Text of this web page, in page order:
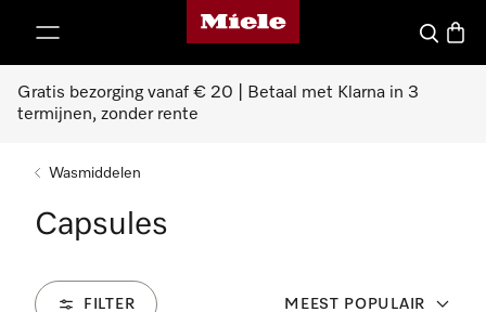
Homepage van Miele
Wat zoek
Gratis bezorging vanaf € 20 | Betaal met Klarna in 3
termijnen, zonder rente
Wasmiddelen
Capsules
FILTER MEEST POPULAIR